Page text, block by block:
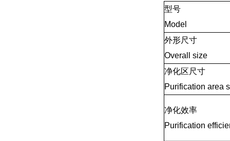
型号
Model
外形尺寸
Overall size
净化区尺寸
Purification area
净化效率
Purification